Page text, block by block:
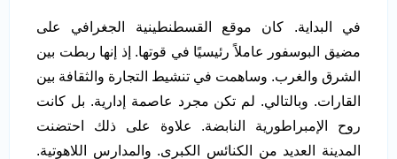
في البداية. كان موقع القسطنطينية الجغرافي على
مضيق البوسفور عاملاً رئيسيًا في قوتها. إذ إنها ربطت بين
الشرق والغرب. وساهمت في تنشيط التجارة والثقافة بين
القارات. وبالتالي. لم تكن مجرد عاصمة إدارية. بل كانت
روح الإمبراطورية النابضة. علاوة على ذلك احتضنت
المدينة العديد من الكنائس الكبرى. والمدارس اللاهوتية.